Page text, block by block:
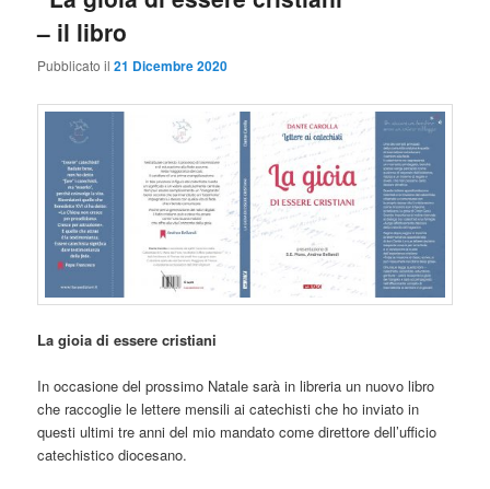
– il libro
Pubblicato il21 Dicembre 2020
La gioia di essere cristiani
In occasione del prossimo Natale sarà in libreria un nuovo libro
che raccoglie le lettere mensili ai catechisti che ho inviato in
questi ultimi tre anni del mio mandato come direttore dell’ufficio
catechistico diocesano.